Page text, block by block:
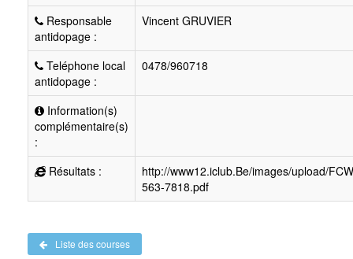
Responsable
antidopage :
Vincent GRUVIER
Teléphone local
antidopage :
0478/960718
Information(s)
complémentaire(s)
:
Résultats :
http://www12.iclub.Be/images/upload/
563-7818.pdf
Liste des courses